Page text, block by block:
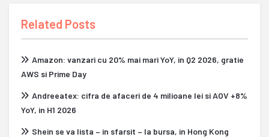
Related Posts
Amazon: vanzari cu 20% mai mari YoY, in Q2 2026, gratie
AWS si Prime Day
Andreeatex: cifra de afaceri de 4 milioane lei si AOV +8%
YoY, in H1 2026
Shein se va lista – in sfarsit – la bursa, in Hong Kong